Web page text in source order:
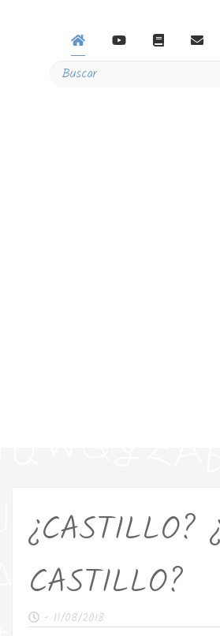
¿CASTILLO?
CASTILLO?
- 11/08/2018